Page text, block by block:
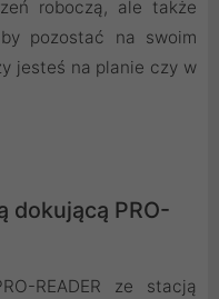
roboczą, ale także
pozostać na swoim
jesteś na planie czy w
dokującą PRO-
READER ze stacją